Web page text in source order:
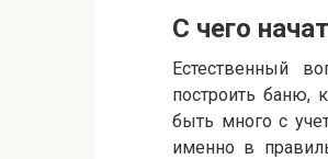
С чего
Естественный
построить баню,
быть много с
именно в